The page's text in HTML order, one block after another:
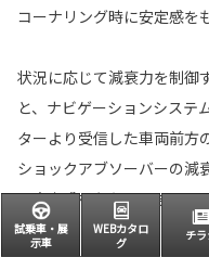
コーナリング時に安定感を
状況に応じて減衰力を制御
と、ナビゲーションシステ
ターより受信した車両前方
ショックアブソーバーの減
の安定感をもたらします。
試乗車・展
示車
WEBカタロ
グ
チ